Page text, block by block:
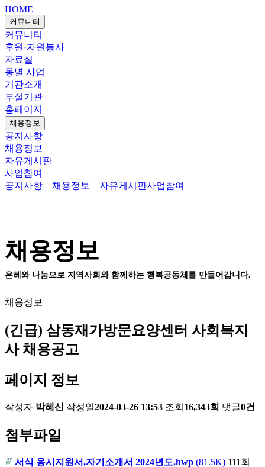
HOME
커뮤니티
커뮤니티
후원·자원봉사
자료실
동별 사업
기관소개
부설기관
홈페이지
채용정보
공지사항
채용정보
자유게시판
사업참여
공지사항
채용정보 자유게시판사업참여
채용정보
은혜와 나눔으로 지역사회와 함께하는 행복공동체를 만들어갑니다.
채용정보
(긴급) 삼동재가방문요양센터 사회복지
사 채용공고
페이지 정보
작성자 박혜신 작성일2024-03-26 13:53 조회 16,343회 댓글0건
첨부파일
서식 응시지원서,자기소개서 2024년도.hwp (81.5K) 111회